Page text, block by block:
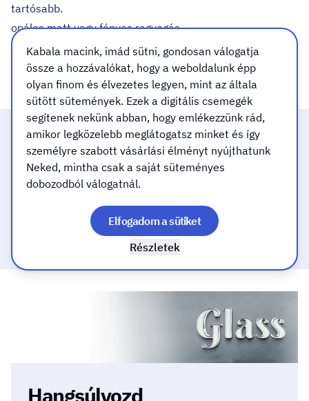
tartósabb.
opálos matt vagy fényes ragyogás
bármilyen forma és alakzat kérhető
széles szín választék
Felelősséggel dolgozunk
Gyors, minőségi kivitelezéssel
Mindent a mosolyodért!
Hangsúlyozd
Kabala macink, imád sütni, gondosan válogatja
össze a hozzávalókat, hogy a weboldalunk épp
olyan finom és élvezetes legyen, mint az általa
sütött sütemények. Ezek a digitális csemegék
segítenek nekünk abban, hogy emlékezzünk rád,
amikor legközelebb meglátogatsz minket és így
személyre szabott vásárlási élményt nyújthatunk
Neked, mintha csak a saját süteményes
dobozodból válogatnál.
Részletek
Elfogadom a sütiket